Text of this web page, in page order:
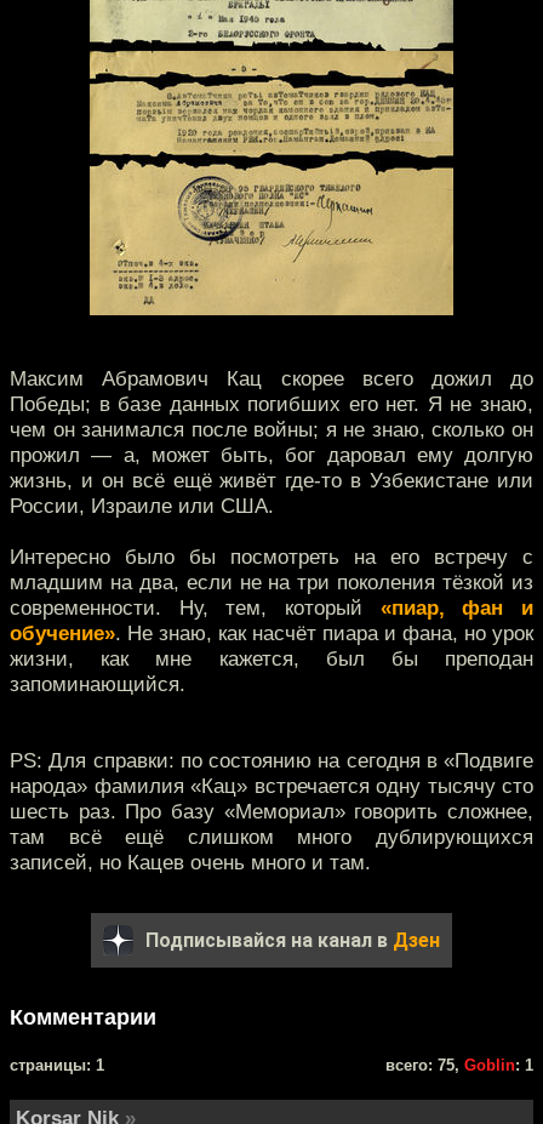
Максим Абрамович Кац скорее всего дожил до
Победы; в базе данных погибших его нет. Я не знаю,
чем он занимался после войны; я не знаю, сколько он
прожил — а, может быть, бог даровал ему долгую
жизнь, и он всё ещё живёт где-то в Узбекистане или
России, Израиле или США.
Интересно было бы посмотреть на его встречу с
младшим на два, если не на три поколения тёзкой из
современности. Ну, тем, который «пиар, фан и
обучение». Не знаю, как насчёт пиара и фана, но урок
жизни, как мне кажется, был бы преподан
запоминающийся.
PS: Для справки: по состоянию на сегодня в «Подвиге
народа» фамилия «Кац» встречается одну тысячу сто
шесть раз. Про базу «Мемориал» говорить сложнее,
там всё ещё слишком много дублирующихся
записей, но Кацев очень много и там.
Подписывайся на канал в Дзен
Комментарии
cтраницы: 1 всего: 75, Goblin: 1
Korsar Nik »